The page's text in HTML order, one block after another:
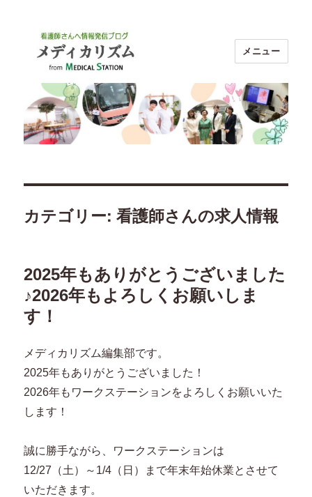
ブログ メディカリズム｜看護師のお
仕事探し【メディカルステーション】
メニュー
カテゴリー:看護師さんの求人情報
2025年もありがとうございました
♪2026年もよろしくお願いしま
す！
メディカリズム編集部です。
2025年もありがとうございました！
2026年もワークステーションをよろしくお願いいた
します！
誠に勝手ながら、ワークステーションは
12/27（土）～1/4（日）まで年末年始休業とさせて
いただきます。